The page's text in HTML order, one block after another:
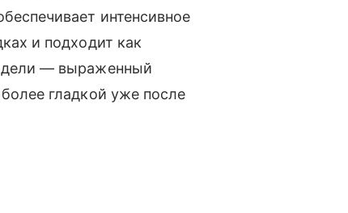
интенсивное
и подходит как
— выраженный
гладкой уже после